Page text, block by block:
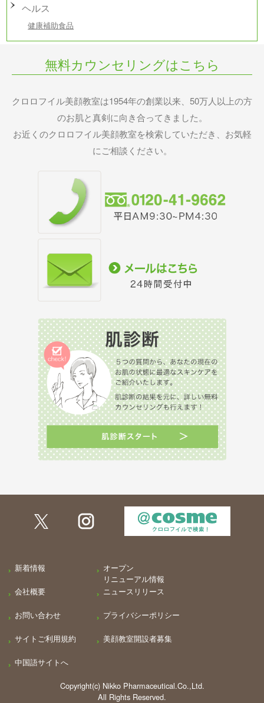
ヘルス
健康補助食品
無料カウンセリングはこちら
クロロフイル美顔教室は1954年の創業以来、50万人以上の方
のお肌と真剣に向き合ってきました。
お近くのクロロフイル美顔教室を検索していただき、お気軽
にご相談ください。
新着情報
オープン
リニューアル情報
会社概要
ニュースリリース
お問い合わせ プライバシーポリシー
サイトご利用規約 美顔教室開設者募集
中国語サイトへ
Copyright(c) Nikko Pharmaceutical.Co.,Ltd.
All Rights Reserved.